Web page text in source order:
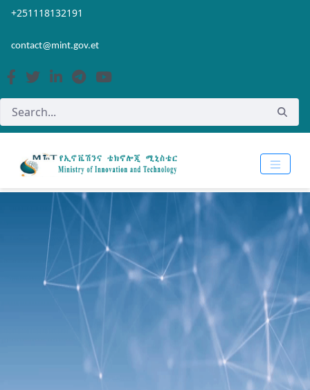
Skip to Main Content
Open Accessibility Menu
+251118132191
contact@mint.gov.et